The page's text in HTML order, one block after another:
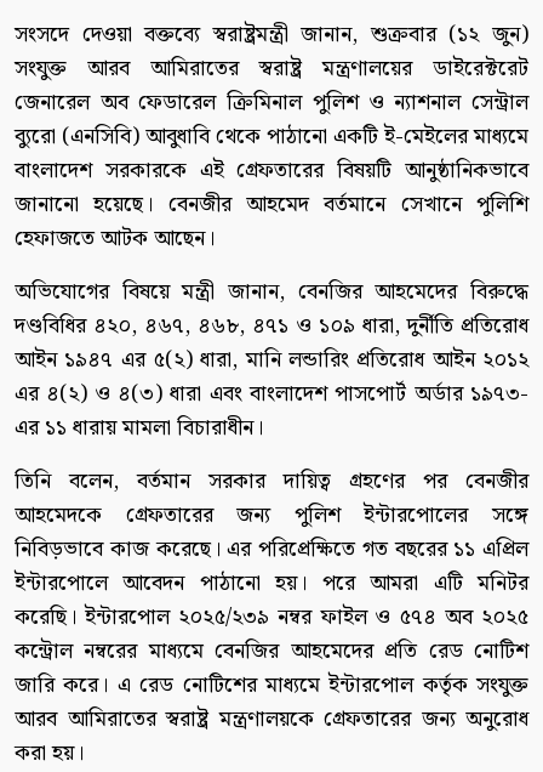
সংসদে দেওয়া বক্তব্যে স্বরাষ্ট্রমন্ত্রী জানান, শুক্রবার (১২ জুন)
সংযুক্ত আরব আমিরাতের স্বরাষ্ট্র মন্ত্রণালয়ের ডাইরেক্টরেট
জেনারেল অব ফেডারেল ক্রিমিনাল পুলিশ ও ন্যাশনাল সেন্ট্রাল
ব্যুরো (এনসিবি) আবুধাবি থেকে পাঠানো একটি ই-মেইলের মাধ্যমে
বাংলাদেশ সরকারকে এই গ্রেফতারের বিষয়টি আনুষ্ঠানিকভাবে
জানানো হয়েছে। বেনজীর আহমেদ বর্তমানে সেখানে পুলিশি
হেফাজতে আটক আছেন।
অভিযোগের বিষয়ে মন্ত্রী জানান, বেনজির আহমেদের বিরুদ্ধে
দণ্ডবিধির ৪২০, ৪৬৭, ৪৬৮, ৪৭১ ও ১০৯ ধারা, দুর্নীতি প্রতিরোধ
আইন ১৯৪৭ এর ৫(২) ধারা, মানি লন্ডারিং প্রতিরোধ আইন ২০১২
এর ৪(২) ও ৪(৩) ধারা এবং বাংলাদেশ পাসপোর্ট অর্ডার ১৯৭৩-
এর ১১ ধারায় মামলা বিচারাধীন।
তিনি বলেন, বর্তমান সরকার দায়িত্ব গ্রহণের পর বেনজীর
আহমেদকে গ্রেফতারের জন্য পুলিশ ইন্টারপোলের সঙ্গে
নিবিড়ভাবে কাজ করেছে। এর পরিপ্রেক্ষিতে গত বছরের ১১ এপ্রিল
ইন্টারপোলে আবেদন পাঠানো হয়। পরে আমরা এটি মনিটর
করেছি। ইন্টারপোল ২০২৫/২৩৯ নম্বর ফাইল ও ৫৭৪ অব ২০২৫
কন্ট্রোল নম্বরের মাধ্যমে বেনজির আহমেদের প্রতি রেড নোটিশ
জারি করে। এ রেড নোটিশের মাধ্যমে ইন্টারপোল কর্তৃক সংযুক্ত
আরব আমিরাতের স্বরাষ্ট্র মন্ত্রণালয়কে গ্রেফতারের জন্য অনুরোধ
করা হয়।